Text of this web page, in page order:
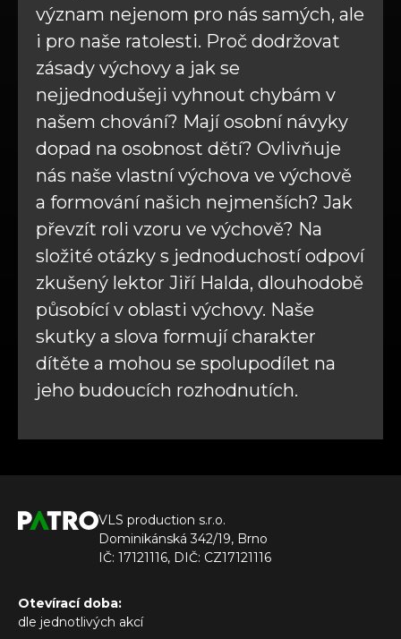
význam nejenom pro nás samých, ale
i pro naše ratolesti. Proč dodržovat
zásady výchovy a jak se
nejjednodušeji vyhnout chybám v
našem chování? Mají osobní návyky
dopad na osobnost dětí? Ovlivňuje
nás naše vlastní výchova ve výchově
a formování našich nejmenších? Jak
převzít roli vzoru ve výchově? Na
složité otázky s jednoduchostí odpoví
zkušený lektor Jiří Halda, dlouhodobě
působící v oblasti výchovy. Naše
skutky a slova formují charakter
dítěte a mohou se spolupodílet na
jeho budoucích rozhodnutích.
VLS production s.r.o.
Dominikánská 342/19, Brno
IČ: 17121116, DIČ: CZ17121116
Otevírací doba:
dle jednotlivých akcí